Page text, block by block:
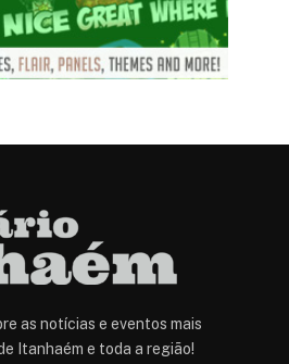
as notícias e eventos mais
Itanhaém e toda a região!